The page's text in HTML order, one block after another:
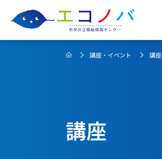
講座・イベント 講座
講座